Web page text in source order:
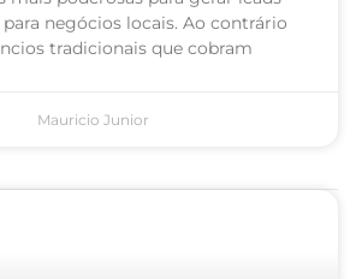
negócios locais. Ao contrário
tradicionais que cobram
Mauricio Junior